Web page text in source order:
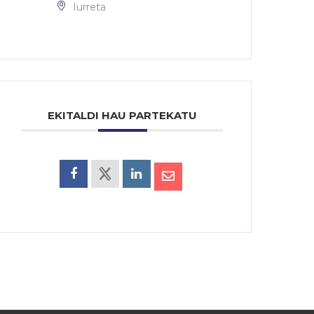
Iurreta
EKITALDI HAU PARTEKATU